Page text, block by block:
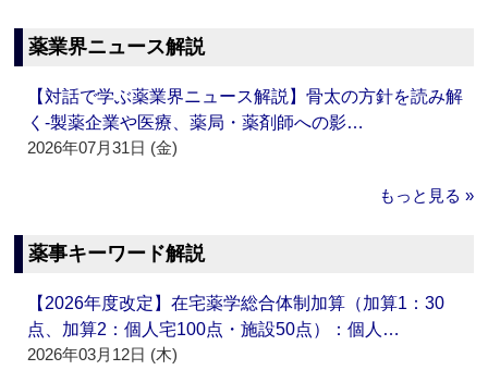
薬業界ニュース解説
【対話で学ぶ薬業界ニュース解説】骨太の方針を読み解
く‐製薬企業や医療、薬局・薬剤師への影…
2026年07月31日 (金)
もっと見る »
薬事キーワード解説
【2026年度改定】在宅薬学総合体制加算（加算1：30
点、加算2：個人宅100点・施設50点）：個人…
2026年03月12日 (木)